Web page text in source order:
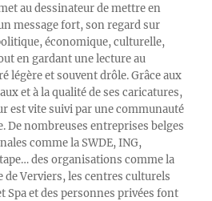
au dessinateur de mettre en
message fort, son regard sur
économique, culturelle,
en gardant une lecture au
légère et souvent drôle. Grâce aux
et à la qualité de ses caricatures,
est vite suivi par une communauté
De nombreuses entreprises belges
comme la SWDE, ING,
des organisations comme la
de Verviers, les centres culturels
Spa et des personnes privées font